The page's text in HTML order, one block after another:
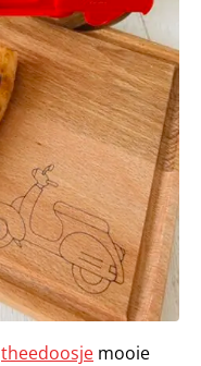
theedoosje mooie